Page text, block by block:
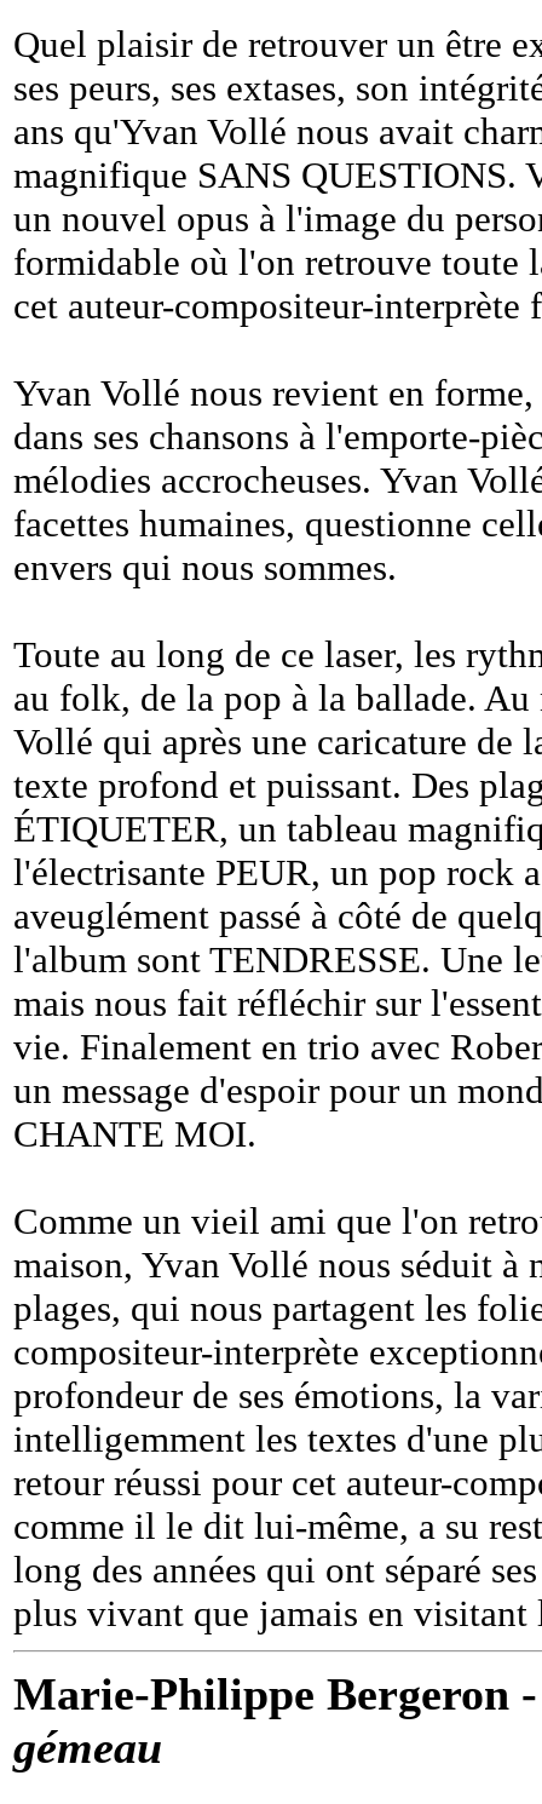
Quel plaisir de retrouver un être
ses peurs, ses extases, son
ans qu'Yvan Vollé nous avait
magnifique SANS QUESTIONS.
un nouvel opus à l'image du
formidable où l'on retrouve toute
cet auteur-compositeur-interprète
Yvan Vollé nous revient en
dans ses chansons à l'emporte-
mélodies accrocheuses. Yvan
facettes humaines, questionne
envers qui nous sommes.
Toute au long de ce laser, les
au folk, de la pop à la ballade.
Vollé qui après une caricature de
texte profond et puissant. Des
ÉTIQUETER, un tableau
l'électrisante PEUR, un pop rock
aveuglément passé à côté de
l'album sont TENDRESSE. Une
mais nous fait réfléchir sur
vie. Finalement en trio avec
un message d'espoir pour un
CHANTE MOI.
Comme un vieil ami que l'on
maison, Yvan Vollé nous séduit
plages, qui nous partagent les
compositeur-interprète
profondeur de ses émotions, la
intelligemment les textes d'une
retour réussi pour cet auteur-
comme il le dit lui-même, a su
long des années qui ont séparé
plus vivant que jamais en
Marie-Philippe Bergeron
gémeau